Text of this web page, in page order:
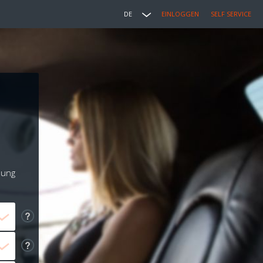
DE EINLOGGEN SELF SERVICE